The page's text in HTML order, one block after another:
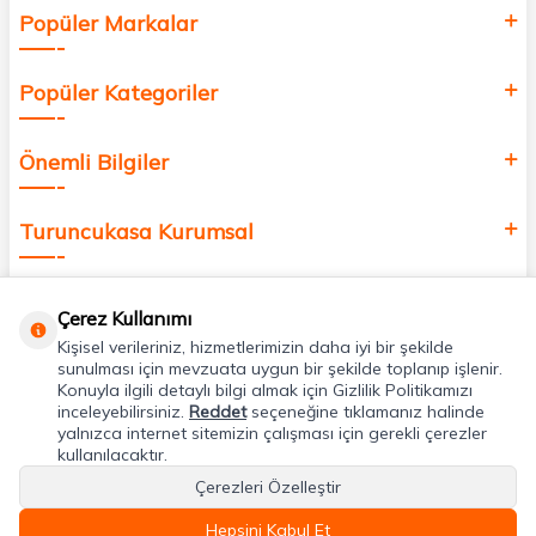
Popüler Markalar
Popüler Kategoriler
Önemli Bilgiler
Turuncukasa Kurumsal
Uygulamalarımız
Adres & İletişim
Çerez Kullanımı
Kişisel verileriniz, hizmetlerimizin daha iyi bir şekilde
sunulması için mevzuata uygun bir şekilde toplanıp işlenir.
Konuyla ilgili detaylı bilgi almak için Gizlilik Politikamızı
inceleyebilirsiniz. Reddetseçeneğine tıklamanız halinde
yalnızca internet sitemizin çalışması için gerekli çerezler
kullanılacaktır.
Çerezleri Özelleştir
Hepsini Kabul Et